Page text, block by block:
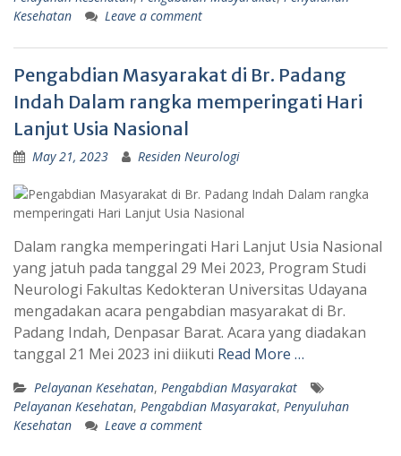
Kesehatan
Leave a comment
Pengabdian Masyarakat di Br. Padang
Indah Dalam rangka memperingati Hari
Lanjut Usia Nasional
May 21, 2023 Residen Neurologi
Dalam rangka memperingati Hari Lanjut Usia Nasional
yang jatuh pada tanggal 29 Mei 2023, Program Studi
Neurologi Fakultas Kedokteran Universitas Udayana
mengadakan acara pengabdian masyarakat di Br.
Padang Indah, Denpasar Barat. Acara yang diadakan
tanggal 21 Mei 2023 ini diikuti Read More …
Pelayanan Kesehatan, Pengabdian Masyarakat
Pelayanan Kesehatan, Pengabdian Masyarakat, Penyuluhan
Kesehatan
Leave a comment